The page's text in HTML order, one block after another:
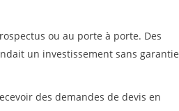
ou au porte à porte. Des
un investissement sans garantie
des demandes de devis en